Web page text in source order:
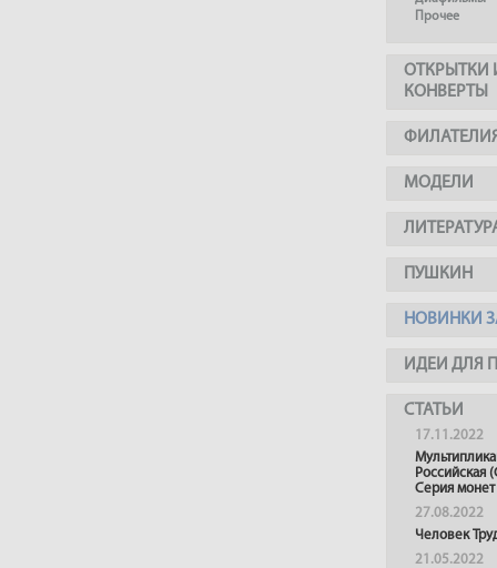
Прочее
ОТКРЫТКИ
КОНВЕРТЫ
МОДЕЛИ
ПУШКИН
НОВИНКИ
ИДЕИ ДЛЯ
СТАТЬИ
17.11.2022
Российская
Серия монет
27.08.2022
Человек
21.05.2022